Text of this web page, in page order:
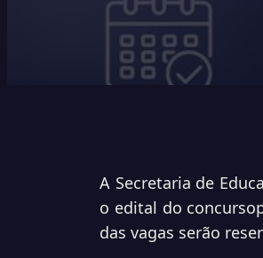
A Secretaria de
o edital do
das vagas serão